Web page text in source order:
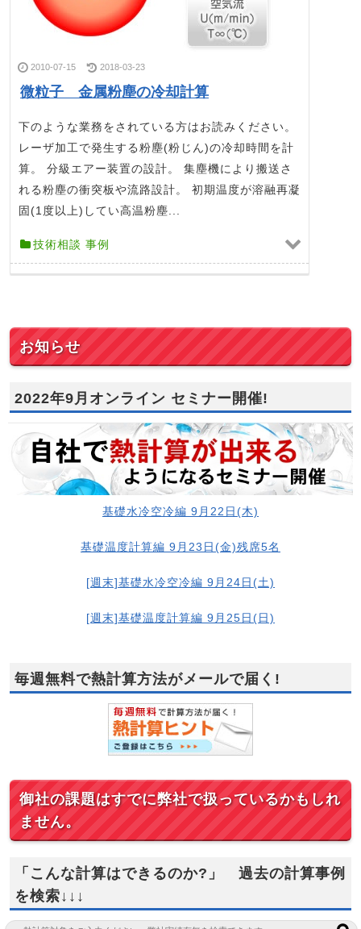
2010-07-15 2018-03-23
微粒子 金属粉塵の冷却計算
下のような業務をされている方はお読みください。
レーザ加工で発生する粉塵(粉じん)の冷却時間を計
算。 分級エアー装置の設計。 集塵機により搬送さ
れる粉塵の衝突板や流路設計。 初期温度が溶融再凝
固(1度以上)してい高温粉塵...
技術相談 事例
お知らせ
2022年9月オンライン セミナー開催!
基礎水冷空冷編 9月22日(木)
基礎温度計算編 9月23日(金)残席5名
[週末]基礎水冷空冷編 9月24日(土)
[週末]基礎温度計算編 9月25日(日)
毎週無料で熱計算方法がメールで届く!
御社の課題はすでに弊社で扱っているかもしれ
ません。
「こんな計算はできるのか?」 過去の計算事例
を検索↓↓↓